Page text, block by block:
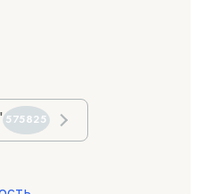
575825